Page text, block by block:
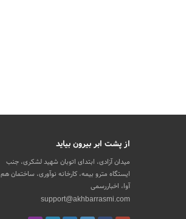
از پشت ابر بیرون بیاید
میدان آزادی، ابتدای اتوبان شهید لشکری، جنب
ایستگاه مترو بیمه، کارخانه نوآوری، ساختمان هم
آوا، اخباررسمی
support@akhbarrasmi.com